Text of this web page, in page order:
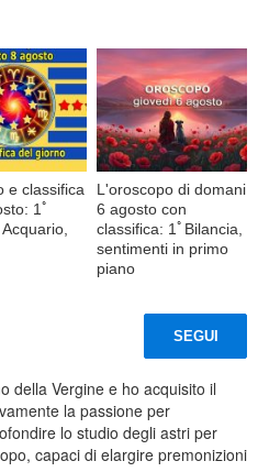
e classifica
1ﾟ
L'oroscopo di domani
6 agosto con
classifica: 1ﾟBilancia,
sentimenti in primo
piano
SEGUI
della Vergine e ho acquisito il
la passione per
lo studio degli astri per
capaci di elargire premonizioni